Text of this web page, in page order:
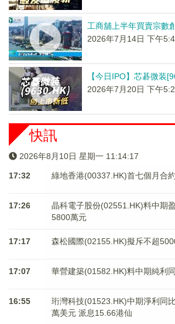
工商舖上半年買賣宗數
2026年7月14日 下午
【今日IPO】芯碁微装
2026年7月20日 下午
快訊
2026年8月10日 星期一 11:14:17
17:32 綠地香港(00337.HK)首七個月合
17:26
晶科電子股份(02551.HK)料中期
5800萬元
17:17 森松國際(02155.HK)擬斥不超
17:07 華營建築(01582.HK)料中期純利
16:55
珩灣科技(01523.HK)中期淨利同
萬美元 派息15.66港仙